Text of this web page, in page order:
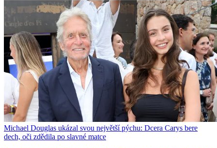
Michael Douglas ukázal svou největší pýchu: Dcera Carys bere
dech, oči zdědila po slavné matce